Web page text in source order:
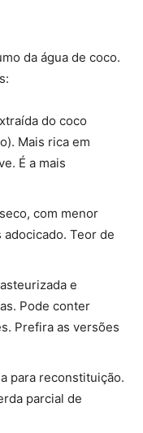
da água de coco.
do coco
Mais rica em
É a mais
com menor
Teor de
e
Pode conter
Prefira as versões
para reconstituição.
parcial de